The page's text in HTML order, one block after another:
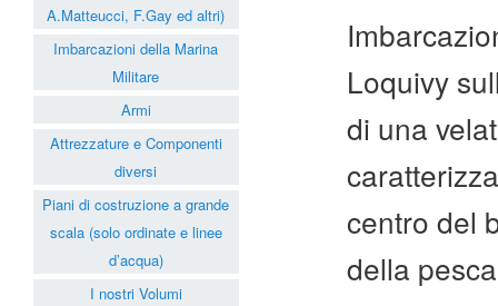
Loquivy
di una
centro del
della
A.Matteucci, F.Gay ed altri)
Imbarcazioni della Marina
Militare
Armi
Attrezzature e Componenti
diversi
Piani di costruzione a grande
scala (solo ordinate e linee
d’acqua)
I nostri Volumi